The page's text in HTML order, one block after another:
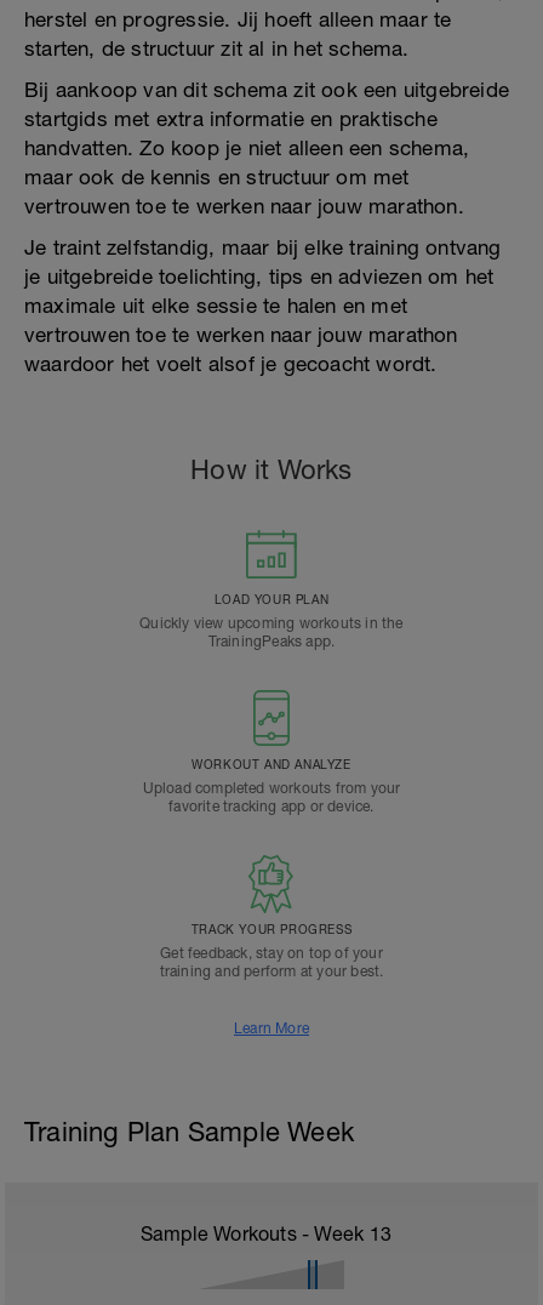
herstel en progressie. Jij hoeft alleen maar te
starten, de structuur zit al in het schema.
Bij aankoop van dit schema zit ook een uitgebreide
startgids met extra informatie en praktische
handvatten. Zo koop je niet alleen een schema,
maar ook de kennis en structuur om met
vertrouwen toe te werken naar jouw marathon.
Je traint zelfstandig, maar bij elke training ontvang
je uitgebreide toelichting, tips en adviezen om het
maximale uit elke sessie te halen en met
vertrouwen toe te werken naar jouw marathon
waardoor het voelt alsof je gecoacht wordt.
How it Works
LOAD YOUR PLAN
Quickly view upcoming workouts in the
TrainingPeaks app.
WORKOUT AND ANALYZE
Upload completed workouts from your
favorite tracking app or device.
TRACK YOUR PROGRESS
Get feedback, stay on top of your
training and perform at your best.
Learn More
Training Plan Sample Week
Sample Workouts - Week 13